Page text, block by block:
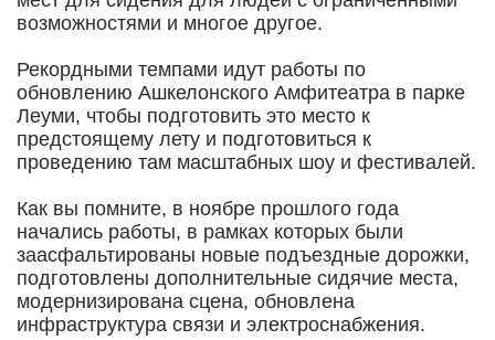
возможностями и многое другое.
Рекордными темпами идут работы по
обновлению Ашкелонского Амфитеатра в парке
Леуми, чтобы подготовить это место к
предстоящему лету и подготовиться к
проведению там масштабных шоу и фестивалей.
Как вы помните, в ноябре прошлого года
начались работы, в рамках которых были
заасфальтированы новые подъездные дорожки,
подготовлены дополнительные сидячие места,
модернизирована сцена, обновлена
инфраструктура связи и электроснабжения.